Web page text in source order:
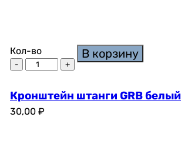
Кол-во В корзину
Кронштейн штанги GRB белый
30,00 ₽